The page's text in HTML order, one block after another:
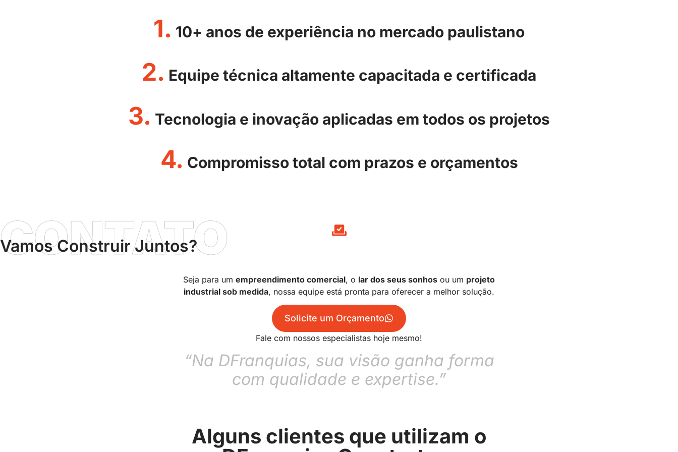
1. 10+ anos de experiência no mercado paulistano
2. Equipe técnica altamente capacitada e certificada
3. Tecnologia e inovação aplicadas em todos os projetos
4. Compromisso total com prazos e orçamentos
CONTATO
Vamos Construir Juntos?
Seja para um empreendimento comercial, o lar dos seus sonhos ou um projeto
industrial sob medida, nossa equipe está pronta para oferecer a melhor solução.
Solicite um Orçamento
Fale com nossos especialistas hoje mesmo!
“Na DFranquias, sua visão ganha forma
com qualidade e expertise.”
Alguns clientes que utilizam o